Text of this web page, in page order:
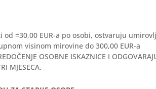
=30,00 EUR-a po osobi, ostvaruju
visinom mirovine do 300,00 EUR-a
OSOBNE ISKAZNICE I
MJESECA.